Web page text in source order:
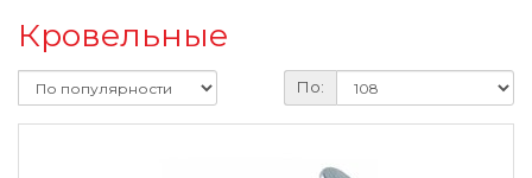
Кровельные
По: